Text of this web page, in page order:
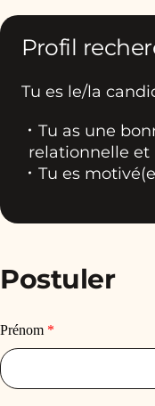
Profil
Tu es le/la
Tu as une
relationnelle et
Tu es
Postuler